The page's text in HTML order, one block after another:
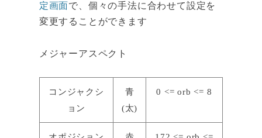
定画面で、個々の手法に合わせて設定を
変更することができます
メジャーアスペクト
コンジャクシ
ョン
青
(太)
0 <= orb <= 8